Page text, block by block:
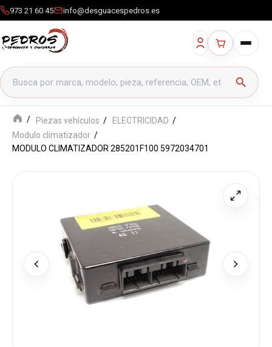
973 21 60 45 info@desguacespedros.es
Buscar productos
search
Piezas vehículos
ELECTRICIDAD
Modulo climatizador
MODULO CLIMATIZADOR 285201F100 5972034701